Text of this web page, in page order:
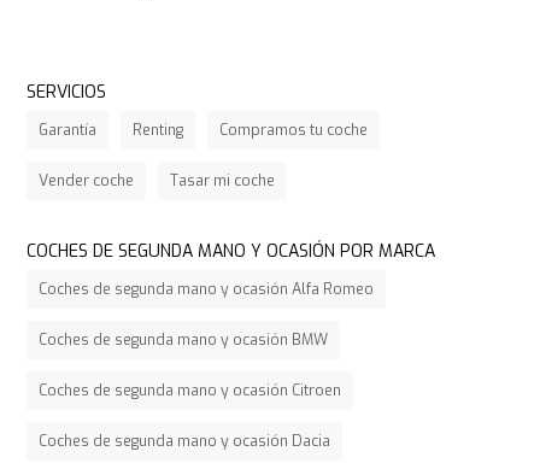
SERVICIOS
Garantía Renting Compramos tu coche
Vender coche Tasar mi coche
COCHES DE SEGUNDA MANO Y OCASIÓN POR MARCA
Coches de segunda mano y ocasión Alfa Romeo
Coches de segunda mano y ocasión BMW
Coches de segunda mano y ocasión Citroen
Coches de segunda mano y ocasión Dacia